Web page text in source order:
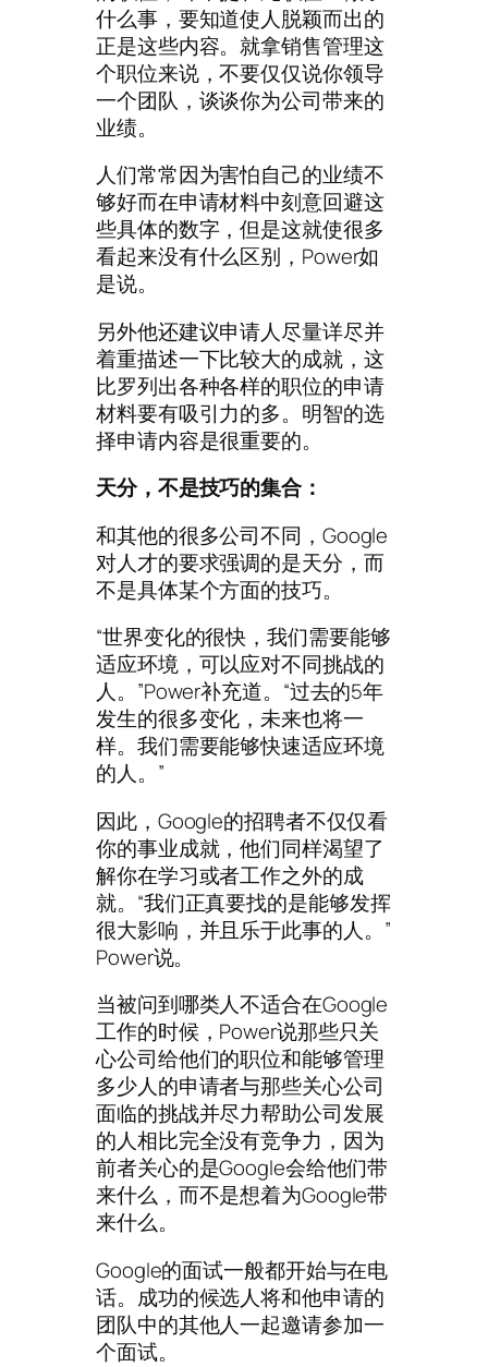
什么事，要知道使人脱颖而出的
正是这些内容。就拿销售管理这
个职位来说，不要仅仅说你领导
一个团队，谈谈你为公司带来的
业绩。
人们常常因为害怕自己的业绩不
够好而在申请材料中刻意回避这
些具体的数字，但是这就使很多
看起来没有什么区别，Power如
是说。
另外他还建议申请人尽量详尽并
着重描述一下比较大的成就，这
比罗列出各种各样的职位的申请
材料要有吸引力的多。明智的选
择申请内容是很重要的。
天分，不是技巧的集合：
和其他的很多公司不同，Google
对人才的要求强调的是天分，而
不是具体某个方面的技巧。
“世界变化的很快，我们需要能够
适应环境，可以应对不同挑战的
人。”Power补充道。“过去的5年
发生的很多变化，未来也将一
样。我们需要能够快速适应环境
的人。”
因此，Google的招聘者不仅仅看
你的事业成就，他们同样渴望了
解你在学习或者工作之外的成
就。“我们正真要找的是能够发挥
很大影响，并且乐于此事的人。”
Power说。
当被问到哪类人不适合在Google
工作的时候，Power说那些只关
心公司给他们的职位和能够管理
多少人的申请者与那些关心公司
面临的挑战并尽力帮助公司发展
的人相比完全没有竞争力，因为
前者关心的是Google会给他们带
来什么，而不是想着为Google带
来什么。
Google的面试一般都开始与在电
话。成功的候选人将和他申请的
团队中的其他人一起邀请参加一
个面试。